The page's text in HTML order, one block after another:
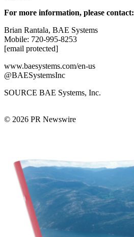
For more information, please contact:
Brian Rantala, BAE Systems
Mobile: 720-995-8253
[email protected]
www.baesystems.com/en-us
@BAESystemsInc
SOURCE BAE Systems, Inc.
© 2026 PR Newswire